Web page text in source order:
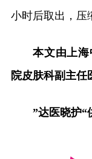
小时后取出，压
本文由上
院皮肤科副主任
”达医晓护“